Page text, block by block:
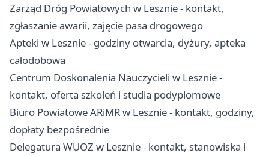
Zarząd Dróg Powiatowych w Lesznie - kontakt,
zgłaszanie awarii, zajęcie pasa drogowego
Apteki w Lesznie - godziny otwarcia, dyżury, apteka
całodobowa
Centrum Doskonalenia Nauczycieli w Lesznie -
kontakt, oferta szkoleń i studia podyplomowe
Biuro Powiatowe ARiMR w Lesznie - kontakt, godziny,
dopłaty bezpośrednie
Delegatura WUOZ w Lesznie - kontakt, stanowiska i